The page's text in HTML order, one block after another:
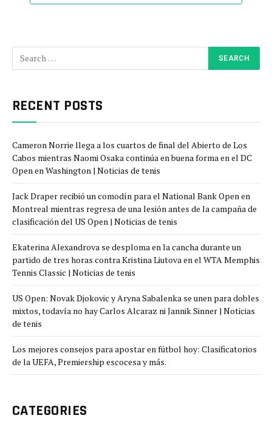
RECENT POSTS
Cameron Norrie llega a los cuartos de final del Abierto de Los
Cabos mientras Naomi Osaka continúa en buena forma en el DC
Open en Washington | Noticias de tenis
Jack Draper recibió un comodín para el National Bank Open en
Montreal mientras regresa de una lesión antes de la campaña de
clasificación del US Open | Noticias de tenis
Ekaterina Alexandrova se desploma en la cancha durante un
partido de tres horas contra Kristina Liutova en el WTA Memphis
Tennis Classic | Noticias de tenis
US Open: Novak Djokovic y Aryna Sabalenka se unen para dobles
mixtos, todavía no hay Carlos Alcaraz ni Jannik Sinner | Noticias
de tenis
Los mejores consejos para apostar en fútbol hoy: Clasificatorios
de la UEFA, Premiership escocesa y más.
CATEGORIES